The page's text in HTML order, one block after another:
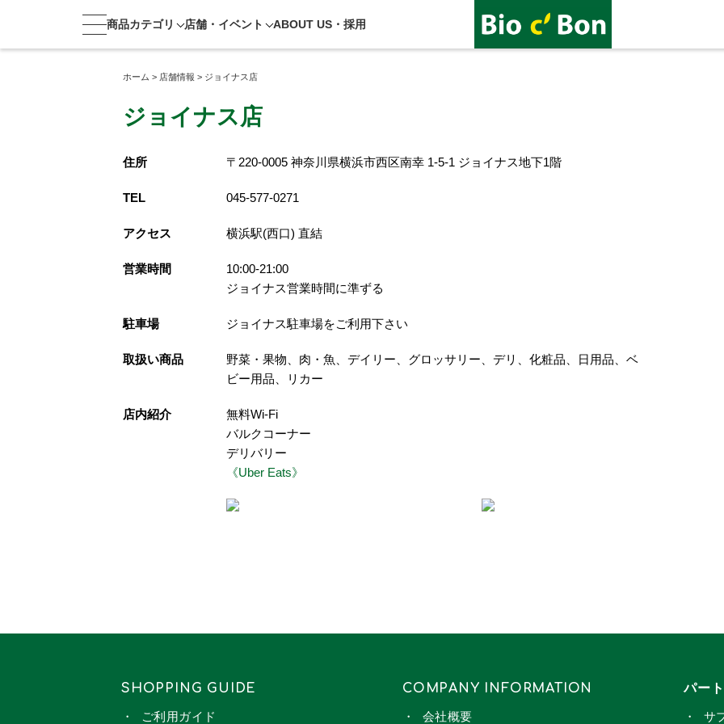
商品カテゴリ 店舗・ イベント ABOUT US・ 採用
ホーム > 店舗情報 > ジョイナス店
ジョイナス店
住所 〒220-0005 神奈川県横浜市西区南幸 1-5-1 ジョイナス地下1階
TEL 045-577-0271
アクセス 横浜駅(西口) 直結
営業時間
10:00-21:00
ジョイナス営業時間に準ずる
駐車場 ジョイナス駐車場をご利用下さい
取扱い商品
野菜・果物、肉・魚、デイリー、グロッサリー、デリ、化粧品、日用品、ベ
ビー用品、リカー
店内紹介
無料Wi-Fi
バルクコーナー
デリバリー
《Uber Eats》
SHOPPING GUIDE
ご利用ガイド
COMPANY INFORMATION
会社概要
パー
サ